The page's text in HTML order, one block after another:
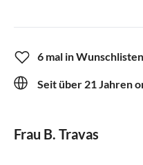
6 mal in Wunschlisten
Seit über 21 Jahren
Frau B. Travas